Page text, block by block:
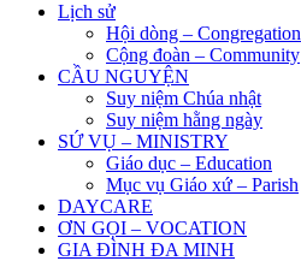
Lịch sử
Hội dòng – Congregation
Cộng đoàn – Community
CẦU NGUYỆN
Suy niệm Chúa nhật
Suy niệm hằng ngày
SỨ VỤ – MINISTRY
Giáo dục – Education
Mục vụ Giáo xứ – Parish
DAYCARE
ƠN GỌI – VOCATION
GIA ĐÌNH ĐA MINH